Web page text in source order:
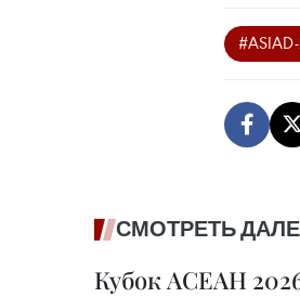
СМОТРЕТЬ
Кубок АСЕАН